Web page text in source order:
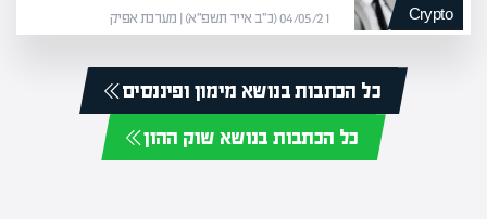
Crypto 04/05/21 (כ״ב אייר תשפ״א) | מערכת אפיק
כל הכתבות בנושא מימון ופיננסים
כל הכתבות בנושא שוק ההון